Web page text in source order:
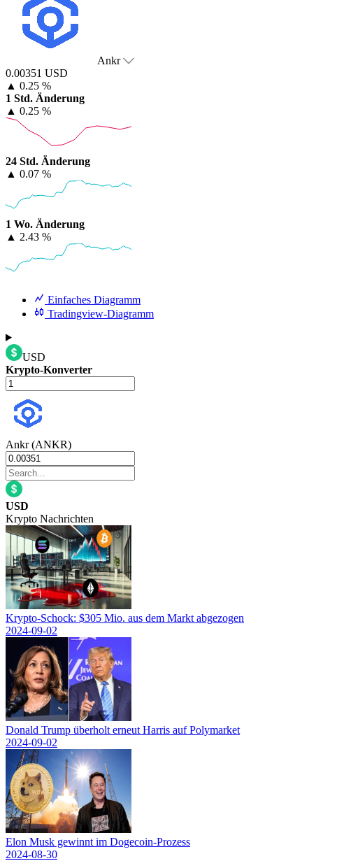
Ankr
0.00351 USD
▲ 0.25 %
1 Std. Änderung
▲ 0.25 %
24 Std. Änderung
▲ 0.07 %
1 Wo. Änderung
▲ 2.43 %
Einfaches Diagramm
Tradingview-Diagramm
USD
Krypto-Konverter
Ankr (ANKR)
USD
Krypto Nachrichten
Krypto-Schock: $305 Mio. aus dem Markt abgezogen
2024-09-02
Donald Trump überholt erneut Harris auf Polymarket
2024-09-02
Elon Musk gewinnt im Dogecoin-Prozess
2024-08-30